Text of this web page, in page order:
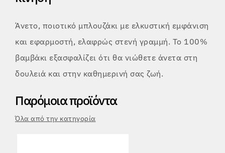
Άνετο, ποιοτικό μπλουζάκι με ελκυστική εμφάνιση
και εφαρμοστή, ελαφρώς στενή γραμμή. Το 100%
βαμβάκι εξασφαλίζει ότι θα νιώθετε άνετα στη
δουλειά και στην καθημερινή σας ζωή.
Παρόμοια προϊόντα
Όλα από την κατηγορία